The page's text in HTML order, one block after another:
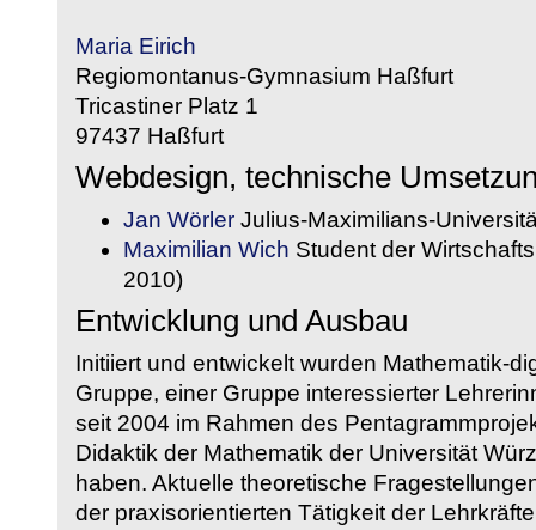
Maria Eirich
Regiomontanus-Gymnasium Haßfurt
Tricastiner Platz 1
97437 Haßfurt
Webdesign, technische
Jan Wörler Julius-Maximilians-
Maximilian Wich Student der
2010)
Entwicklung und Ausbau
Initiiert und entwickelt wurden Mathematik-
Gruppe, einer Gruppe interessierter
seit 2004 im Rahmen des
Didaktik der Mathematik der Universität
haben. Aktuelle theoretische
der praxisorientierten Tätigkeit der